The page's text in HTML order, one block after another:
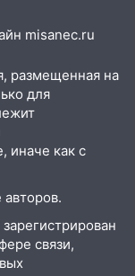
на
дома на
рухнуло
деревья,
misanec.ru
размещенная на
для
иначе как с
связи,